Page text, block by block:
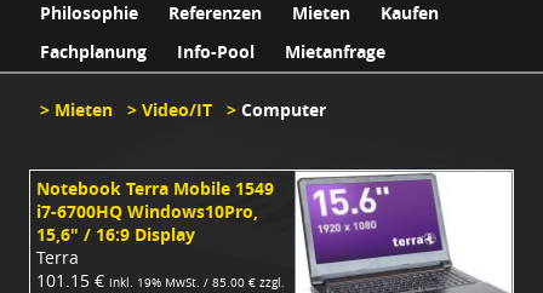
Philosophie Referenzen Mieten
Kaufen
Fachplanung
Info-Pool Mietanfrage
> Mieten> Video/IT> Computer
Notebook Terra Mobile 1549
i7-6700HQ Windows10Pro,
15,6" / 16:9 Display
Terra
101.15 € inkl. 19% MwSt. / 85.00 € zzgl.